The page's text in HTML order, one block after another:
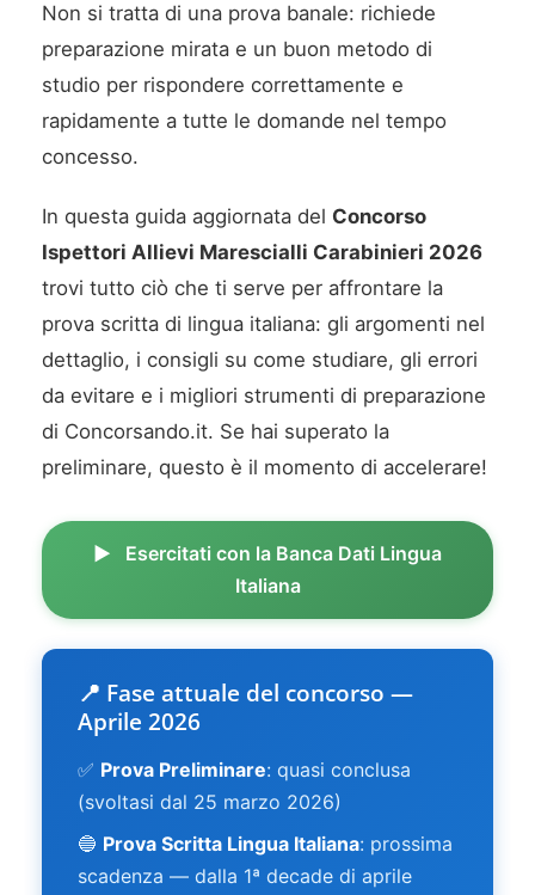
Non si tratta di una prova banale: richiede
preparazione mirata e un buon metodo di
studio per rispondere correttamente e
rapidamente a tutte le domande nel tempo
concesso.
In questa guida aggiornata del Concorso
Ispettori Allievi Marescialli Carabinieri 2026
trovi tutto ciò che ti serve per affrontare la
prova scritta di lingua italiana: gli argomenti nel
dettaglio, i consigli su come studiare, gli errori
da evitare e i migliori strumenti di preparazione
di Concorsando.it. Se hai superato la
preliminare, questo è il momento di accelerare!
Esercitati con la Banca Dati Lingua
Italiana
📍 Fase attuale del concorso —
Aprile 2026
✅ Prova Preliminare: quasi conclusa
(svoltasi dal 25 marzo 2026)
🔵 Prova Scritta Lingua Italiana: prossima
scadenza — dalla 1ª decade di aprile